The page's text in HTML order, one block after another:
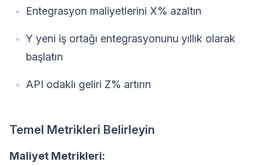
Entegrasyon maliyetlerini X% azaltın
Y yeni iş ortağı entegrasyonunu yıllık olarak
başlatın
API odaklı geliri Z% artırın
Temel Metrikleri Belirleyin
Maliyet Metrikleri: